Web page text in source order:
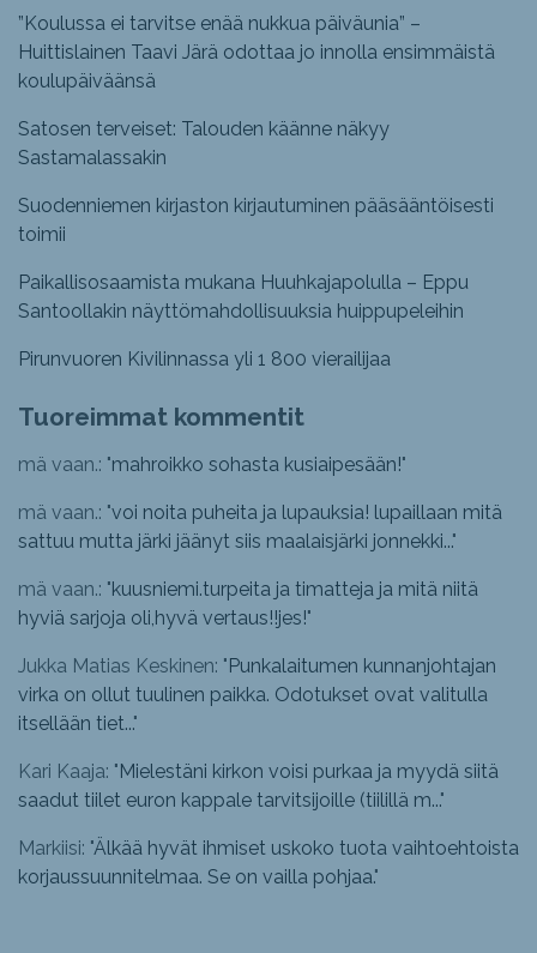
”Koulussa ei tarvitse enää nukkua päiväunia” –
Huittislainen Taavi Järä odottaa jo innolla ensimmäistä
koulupäiväänsä
Satosen terveiset: Talouden käänne näkyy
Sastamalassakin
Suodenniemen kirjaston kirjautuminen pääsääntöisesti
toimii
Paikallisosaamista mukana Huuhkajapolulla – Eppu
Santoollakin näyttömahdollisuuksia huippupeleihin
Pirunvuoren Kivilinnassa yli 1 800 vierailijaa
Tuoreimmat kommentit
mä vaan.: "mahroikko sohasta kusiaipesään!"
mä vaan.: "voi noita puheita ja lupauksia! lupaillaan mitä
sattuu mutta järki jäänyt siis maalaisjärki jonnekki..."
mä vaan.: "kuusniemi.turpeita ja timatteja ja mitä niitä
hyviä sarjoja oli,hyvä vertaus!!jes!"
Jukka Matias Keskinen: "Punkalaitumen kunnanjohtajan
virka on ollut tuulinen paikka. Odotukset ovat valitulla
itsellään tiet..."
Kari Kaaja: "Mielestäni kirkon voisi purkaa ja myydä siitä
saadut tiilet euron kappale tarvitsijoille (tiilillä m..."
Markiisi: "Älkää hyvät ihmiset uskoko tuota vaihtoehtoista
korjaussuunnitelmaa. Se on vailla pohjaa."